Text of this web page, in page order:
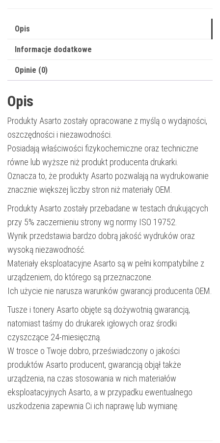
Opis
Informacje dodatkowe
Opinie (0)
Opis
Produkty Asarto zostały opracowane z myślą o wydajności,
oszczędności i niezawodności.
Posiadają właściwości fizykochemiczne oraz techniczne
równe lub wyższe niż produkt producenta drukarki.
Oznacza to, że produkty Asarto pozwalają na wydrukowanie
znacznie większej liczby stron niż materiały OEM.
Produkty Asarto zostały przebadane w testach drukujących
przy 5% zaczernieniu strony wg normy ISO 19752.
Wynik przedstawia bardzo dobrą jakość wydruków oraz
wysoką niezawodność.
Materiały eksploatacyjne Asarto są w pełni kompatybilne z
urządzeniem, do którego są przeznaczone.
Ich użycie nie narusza warunków gwarancji producenta OEM.
Tusze i tonery Asarto objęte są dożywotnią gwarancją,
natomiast taśmy do drukarek igłowych oraz środki
czyszczące 24-miesięczną.
W trosce o Twoje dobro, przeświadczony o jakości
produktów Asarto producent, gwarancją objął także
urządzenia, na czas stosowania w nich materiałów
eksploatacyjnych Asarto, a w przypadku ewentualnego
uszkodzenia zapewnia Ci ich naprawę lub wymianę.